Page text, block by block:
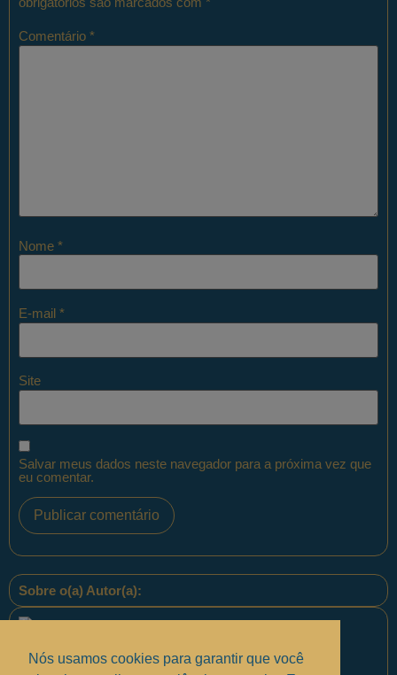
Comentário *
Nome *
E-mail *
Site
Salvar meus dados neste navegador para a próxima vez que
eu comentar.
Sobre o(a) Autor(a):
Nós usamos cookies para garantir que você